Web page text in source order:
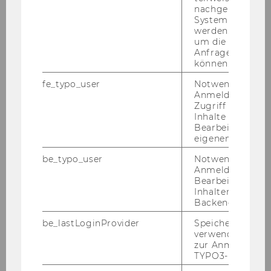
nach ei­ni­gen Rech­nun­gen mit den Kin­dern.
Auch die Kom­mu­ni­ka­ti­on mit der Lei­te­rin und
den an­de­ren Mit­ar­bei­tern ver­lief immer rei­
bungs­los. Vor dem ers­ten Tref­fen mit den Kin­
dern, wur­den wir in die Pfar­re ein­ge­la­den, um
die an­de­ren Be­treu­er*innen ken­nen­zu­ler­nen.
Sie er­zähl­ten uns über den All­tag, was auf uns
zu­kom­men könn­te und sogar schon, wie ei­ni­
ge der Kin­der drauf sind. Sie haben uns zu ver­
ste­hen ge­ge­ben, dass sie nicht nur für die Kin­
der da sind, son­dern auch für uns, falls wir
Aufgaben gemeinsam meistern
Wäh­rend mei­ner Zeit als Lern­bud­dy konn­te ich
ei­ni­ge Höhen und Tie­fen der Kin­der mit­kom­
nachgelagerten
System
werden.
um die Antwort
Anfrage
können.
fe_typo_user
Notwendig für
Anmeldung und
Zugriff auf
Inhalte oder zur
Bearbeitung des
eigenen Profils.
be_typo_user
Notwendig für
Anmeldung und
Bearbeitung von
Inhalten im
Backend.
be_lastLoginProvider
Speichert die
verwendete
zur Anmeldung
TYPO3-Backend.